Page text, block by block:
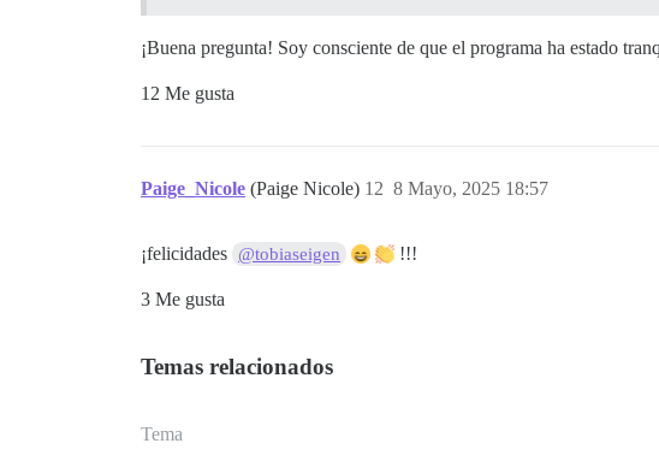
¡Buena pregunta! Soy consciente de que el programa ha estado
12 Me gusta
Paige_Nicole (Paige Nicole) 8 Mayo, 2025 18:57
12
¡felicidades @tobiaseigen !!!
3 Me gusta
Temas relacionados
Tema